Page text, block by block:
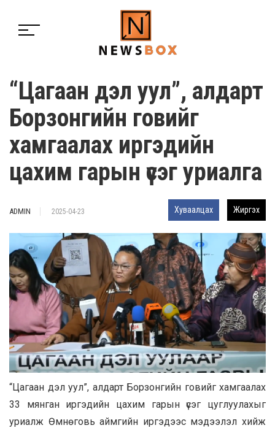
“Цагаан дэл уул”, алдарт
Борзонгийн говийг
хамгаалах иргэдийн
цахим гарын үсэг уриалга
ADMIN 2025-04-23 Хуваалцах Жиргэх
“Цагаан дэл уул”, алдарт Борзонгийн говийг хамгаалах
33 мянган иргэдийн цахим гарын үсэг цуглуулахыг
уриалж Өмнөговь аймгийн иргэдээс мэдээлэл хийж